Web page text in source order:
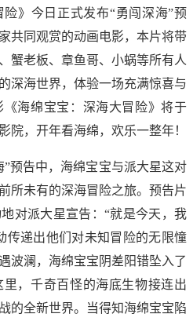
》今日正式发布“勇闯深海”预
共同观赏的动画电影，本片将带
蟹老板、章鱼哥、小蜗等所有人
深海世界，体验一场充满惊喜与
海绵宝宝：深海大冒险》将于
院，开年看海绵，欢乐一整年！
预告中，海绵宝宝与派大星这对
所未有的深海冒险之旅。预告片
对派大星宣告：“就是今天，我
传递出他们对未知冒险的无限憧
波澜，海绵宝宝阴差阳错坠入了
，千奇百怪的海底生物接连出
的全新世界。当得知海绵宝宝陷